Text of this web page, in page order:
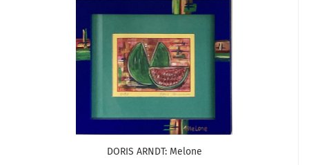
DORIS ARNDT: Melone